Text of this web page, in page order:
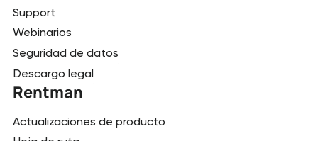
Support
Webinarios
Seguridad de datos
Descargo legal
Rentman
Actualizaciones de producto